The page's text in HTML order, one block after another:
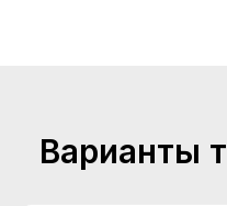
Варианты